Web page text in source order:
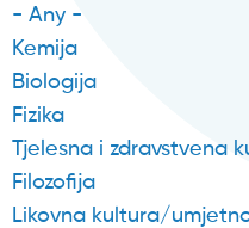
- Any -
Kemija
Biologija
Fizika
Tjelesna i zdravstvena
Filozofija
Likovna kultura/